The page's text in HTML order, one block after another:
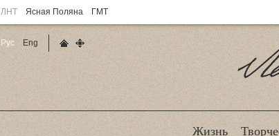
ЛНТ Ясная Поляна ГМТ
Жизнь
Рус
Eng